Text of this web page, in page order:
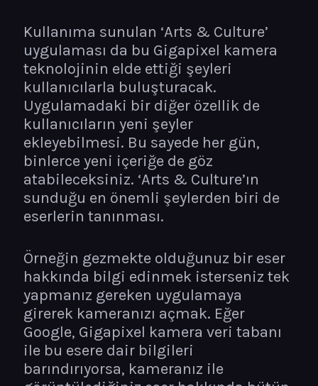
Kullanıma sunulan ‘Arts & Culture’
uygulaması da bu Gigapixel kamera
teknolojinin elde ettiği şeyleri
kullanıcılarla buluşturacak.
Uygulamadaki bir diğer özellik de
kullanıcıların yeni şeyler
ekleyebilmesi. Bu sayede her gün,
binlerce yeni içeriğe de göz
atabileceksiniz. ‘Arts & Culture’ın
sunduğu en önemli şeylerden biri de
eserlerin tanınması.
Örneğin gezmekte olduğunuz bir eser
hakkında bilgi edinmek isterseniz tek
yapmanız gereken uygulamaya
girerek kameranızı açmak. Eğer
Google, Gigapixel kamera veri tabanı
ile bu esere dair bilgileri
barındırıyorsa, kameranız ile